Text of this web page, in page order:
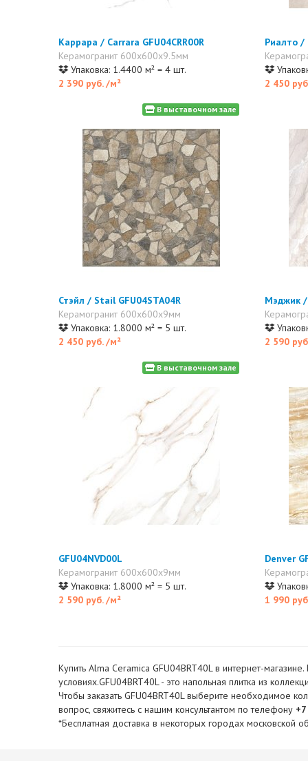
Каррара / Carrara GFU04CRR00R
Керамогранит 600x600x9.5мм
Упаковка: 1.4400 м² = 4 шт.
2 390 руб./м²
Риалто /
2 450
В выставочном зале
Стэйл / Stail GFU04STA04R
Керамогранит 600x600x9мм
Упаковка: 1.8000 м² = 5 шт.
2 450 руб./м²
Мэджик /
2 590
В выставочном зале
GFU04NVD00L
Керамогранит 600x600x9мм
Упаковка: 1.8000 м² = 5 шт.
2 590 руб./м²
Denver
1 990
Купить Alma Ceramica GFU04BRT40L в интернет-
условиях.GFU04BRT40L - это напольная плитка из
Чтобы заказать GFU04BRT40L выберите необходимое
вопрос, свяжитесь с нашим консультантом по телефону
*Бесплатная доставка в некоторых городах московской